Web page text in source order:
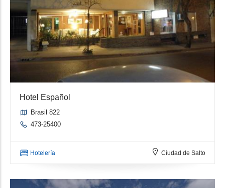
Hotel Español
Brasil 822
473-25400
Hotelería Ciudad de Salto